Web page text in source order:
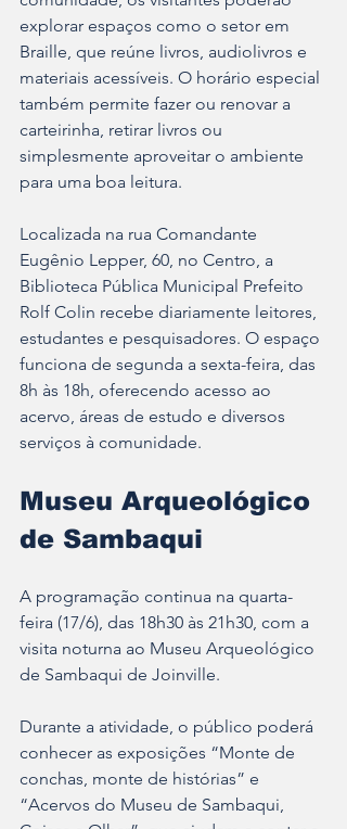
explorar espaços como o setor em
Braille, que reúne livros, audiolivros e
materiais acessíveis. O horário especial
também permite fazer ou renovar a
carteirinha, retirar livros ou
simplesmente aproveitar o ambiente
para uma boa leitura.
Localizada na rua Comandante
Eugênio Lepper, 60, no Centro, a
Biblioteca Pública Municipal Prefeito
Rolf Colin recebe diariamente leitores,
estudantes e pesquisadores. O espaço
funciona de segunda a sexta-feira, das
8h às 18h, oferecendo acesso ao
acervo, áreas de estudo e diversos
serviços à comunidade.
Museu Arqueológico
de Sambaqui
A programação continua na quarta-
feira (17/6), das 18h30 às 21h30, com a
visita noturna ao Museu Arqueológico
de Sambaqui de Joinville.
Durante a atividade, o público poderá
conhecer as exposições “Monte de
conchas, monte de histórias” e
“Acervos do Museu de Sambaqui,